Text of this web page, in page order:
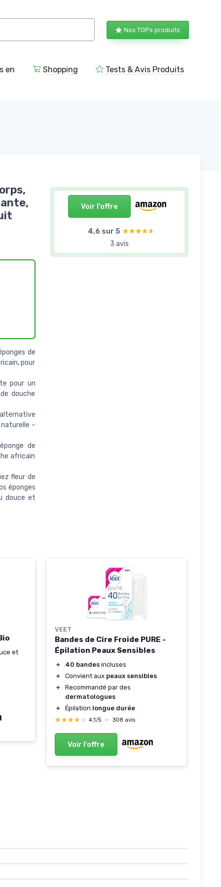
Nos TOPs produits
en
Shopping Tests & Avis Produits
Voir l'offre
4,6 sur 5 ★★★★★
★★★★★
3 avis
de
pour
pour un
douche
–
de
africain
fleur de
éponges
douce et
et
VEET
Bandes de Cire Froide PURE -
Épilation Peaux Sensibles
＋ 40 bandes incluses
＋
Convient aux peaux sensibles
＋
Recommandé par des
dermatologues
＋
Épilation longue durée
★★★★★
★★★★★ 4,1/5 — 308 avis
Voir l'offre